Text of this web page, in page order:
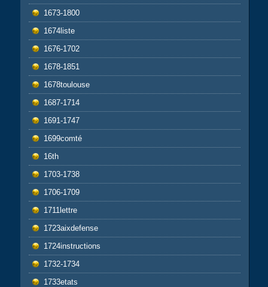
1673-1800
1674liste
1676-1702
1678-1851
1678toulouse
1687-1714
1691-1747
1699comté
16th
1703-1738
1706-1709
1711lettre
1723aixdefense
1724instructions
1732-1734
1733etats